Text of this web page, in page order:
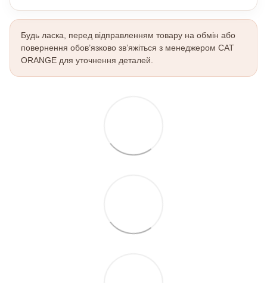
Будь ласка, перед відправленням товару на обмін або
повернення обов’язково зв’яжіться з менеджером CAT
ORANGE для уточнення деталей.